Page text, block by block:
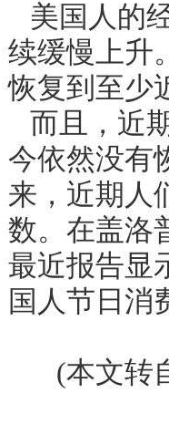
美国人的
续缓慢上升
恢复到至少
而且，近
今依然没有
来，近期人
数。在盖洛
最近报告显
国人节日消
(本文转